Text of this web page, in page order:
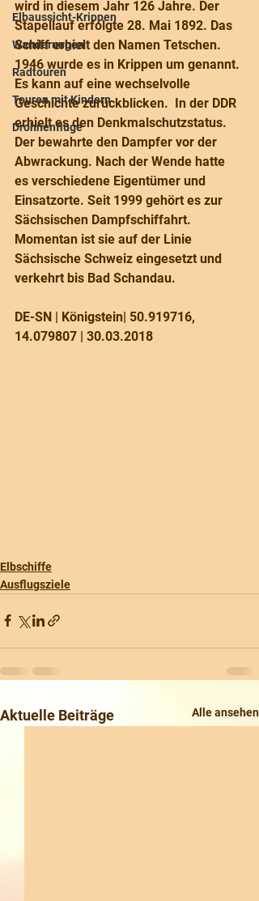
Elbaussicht-Krippen
Wanderungen
Radtouren
Touren mit Kindern
Drohnenflüge
wird in diesem Jahr 126 Jahre. Der
Stapellauf erfolgte 28. Mai 1892. Das
Schiff erhielt den Namen Tetschen.
1946 wurde es in Krippen um genannt.
Es kann auf eine wechselvolle
Geschichte zurückblicken.  In der DDR
erhielt es den Denkmalschutzstatus.
Der bewahrte den Dampfer vor der
Abwrackung. Nach der Wende hatte
es verschiedene Eigentümer und
Einsatzorte. Seit 1999 gehört es zur
Sächsischen Dampfschiffahrt.
Momentan ist sie auf der Linie
Sächsische Schweiz eingesetzt und
verkehrt bis Bad Schandau.
DE-SN | Königstein| 50.919716,
14.079807 | 30.03.2018
Elbschiffe
Ausflugsziele
Aktuelle Beiträge Alle ansehen